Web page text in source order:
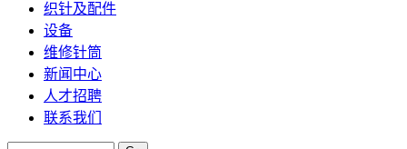
织针及配件
设备
维修针筒
新闻中心
人才招聘
联系我们